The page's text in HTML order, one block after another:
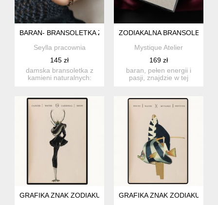
BARAN- BRANSOLETKA ZODIAKALNA REGULOWANA
Seylla pracownia
145 zł
damska bransoletka z
kamieni naturalnych:
ZODIAKALNA BRANSOLETKA
Mystique Atelier
169 zł
baran, pełen energii i
pasji, znajdzie w tej
GRAFIKA ZNAK ZODIAKU RAK, LEW, PANNA, WAGA
GRAFIKA ZNAK ZODIAKU